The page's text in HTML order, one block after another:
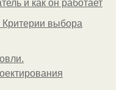
и как он работает
выбора